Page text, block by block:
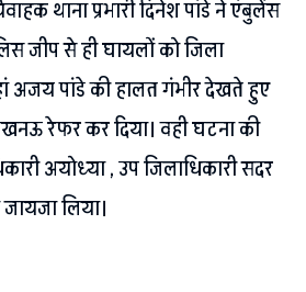
थाना प्रभारी दिनेश पांडे ने एंबुलेंस
जीप से ही घायलों को जिला
अजय पांडे की हालत गंभीर देखते हुए
रेफर कर दिया। वही घटना की
अयोध्या , उप जिलाधिकारी सदर
लिया।